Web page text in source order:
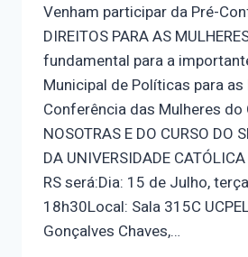
Venham participar da Pré-
DIREITOS PARA AS
fundamental para a
Municipal de Políticas para as
Conferência das Mulheres do
NOSOTRAS E DO CURSO DO
DA UNIVERSIDADE
RS será:Dia: 15 de Julho,
18h30Local: Sala 315C
Gonçalves Chaves,…